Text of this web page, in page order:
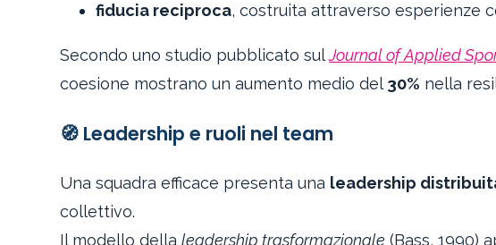
fiducia reciproca, costruita attraverso esperienze
Secondo uno studio pubblicato sulJournal of Applied
coesione mostrano un aumento medio del 30% nella
🧭 Leadership e ruoli nel team
Una squadra efficace presenta una leadership
collettivo.
Il modello dellaleadership trasformazionale (Bass, 1990)